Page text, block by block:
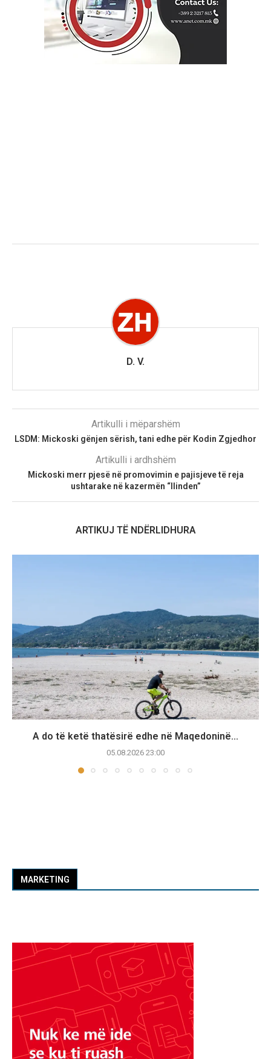
D. V.
Artikulli i mëparshëm
LSDM: Mickoski gënjen sërish, tani edhe për Kodin Zgjedhor
Artikulli i ardhshëm
Mickoski merr pjesë në promovimin e pajisjeve të reja
ushtarake në kazermën “Ilinden”
ARTIKUJ TË NDËRLIDHURA
A do të ketë thatësirë edhe në Maqedoninë...
05.08.2026 23:00
MARKETING